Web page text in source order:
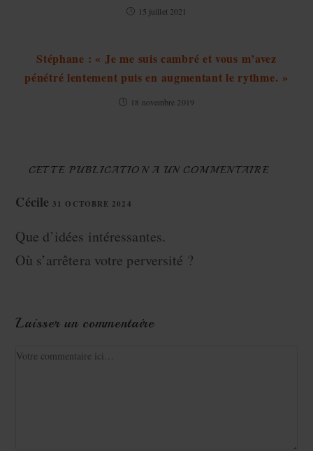
15 juillet 2021
Stéphane : « Je me suis cambré et vous m’avez
pénétré lentement puis en augmentant le rythme. »
18 novembre 2019
CETTE PUBLICATION A UN COMMENTAIRE
Cécile 31 OCTOBRE 2024
Que d’idées intéressantes.
Où s’arrêtera votre perversité ?
Laisser un commentaire